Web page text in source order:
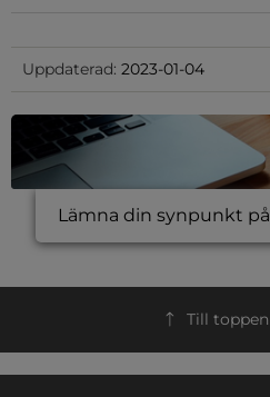
Uppdaterad: 2023-01-04
Lämna din synpunkt
Till